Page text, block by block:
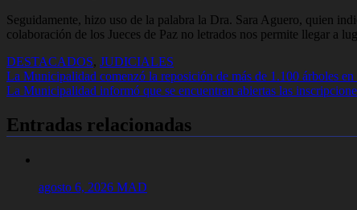
Seguidamente, hizo uso de la palabra la Dra. Sara Aguero, quien
colaboración de los Jueces de Paz no letrados nos permite llegar a
DESTACADOS, JUDICIALES
Navegación
de
entradas
La Municipalidad comenzó la reposición de más de 1.100 árboles
La Municipalidad informó que se encuentran abiertas las
Entradas relacionadas
agosto 6, 2026 MAD